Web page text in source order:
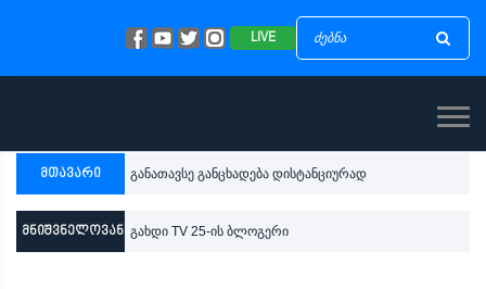
LIVE
მთავარი განათავსე განცხადება დისტანციურად
მნიშვნელოვანიგახდი TV 25-ის ბლოგერი